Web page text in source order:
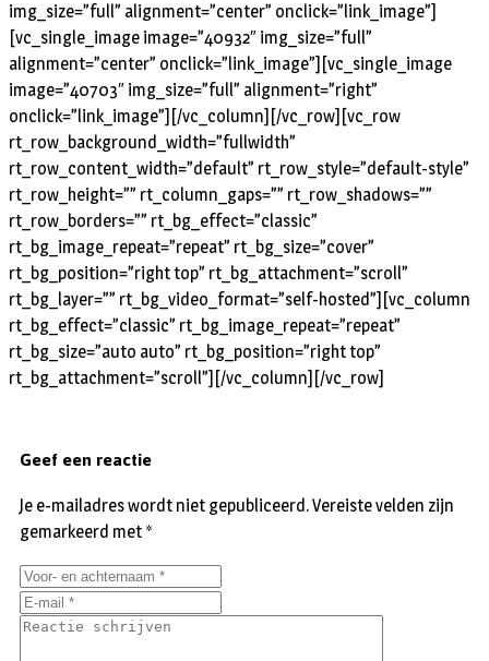
img_size=”full” alignment=”center” onclick=”link_image”]
[vc_single_image image=”40932″ img_size=”full”
alignment=”center” onclick=”link_image”][vc_single_image
image=”40703″ img_size=”full” alignment=”right”
onclick=”link_image”][/vc_column][/vc_row][vc_row
rt_row_background_width=”fullwidth”
rt_row_content_width=”default” rt_row_style=”default-style”
rt_row_height=”” rt_column_gaps=”” rt_row_shadows=””
rt_row_borders=”” rt_bg_effect=”classic”
rt_bg_image_repeat=”repeat” rt_bg_size=”cover”
rt_bg_position=”right top” rt_bg_attachment=”scroll”
rt_bg_layer=”” rt_bg_video_format=”self-hosted”][vc_column
rt_bg_effect=”classic” rt_bg_image_repeat=”repeat”
rt_bg_size=”auto auto” rt_bg_position=”right top”
rt_bg_attachment=”scroll”][/vc_column][/vc_row]
Geef een reactie
Je e-mailadres wordt niet gepubliceerd.Vereiste velden zijn
gemarkeerd met *